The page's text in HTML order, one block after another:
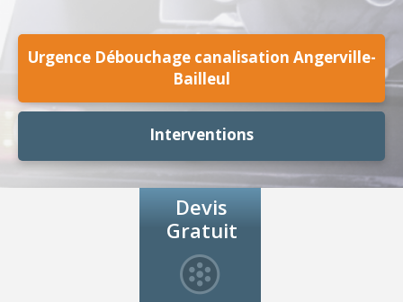
Urgence Débouchage canalisation Angerville-
Bailleul
Interventions
Devis
Gratuit